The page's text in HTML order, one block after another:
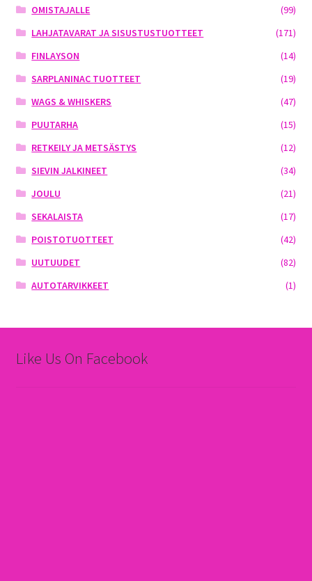
OMISTAJALLE
(99)
LAHJATAVARAT JA SISUSTUSTUOTTEET
(171)
FINLAYSON
(14)
SARPLANINAC TUOTTEET
(19)
WAGS & WHISKERS
(47)
PUUTARHA
(15)
RETKEILY JA METSÄSTYS
(12)
SIEVIN JALKINEET
(34)
JOULU
(21)
SEKALAISTA
(17)
POISTOTUOTTEET
(42)
UUTUUDET
(82)
AUTOTARVIKKEET
(1)
Like Us On Facebook